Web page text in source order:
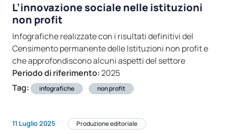
L’innovazione sociale nelle istituzioni
non profit
Infografiche realizzate con i risultati definitivi del
Censimento permanente delle Istituzioni non profit e
che approfondiscono alcuni aspetti del settore
Periodo di riferimento:2025
Tag:
infografiche non profit
11 Luglio 2025 Produzione editoriale